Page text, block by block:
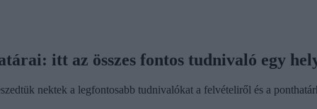
itt az összes fontos tudnivaló egy
nektek a legfontosabb tudnivalókat a felvételiről és a